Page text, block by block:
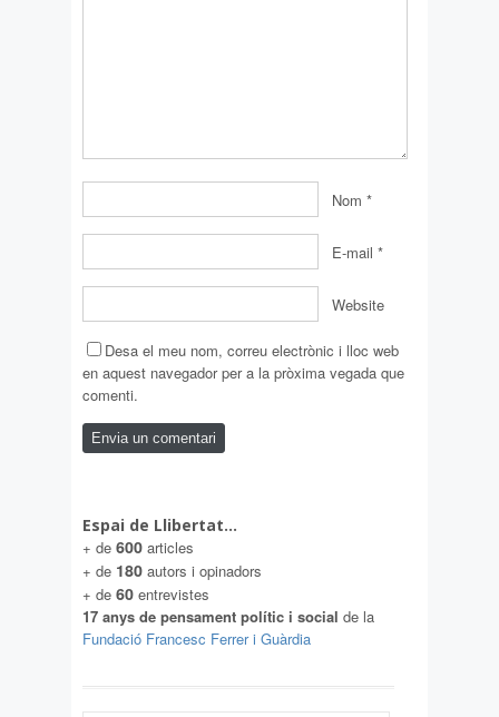
Nom *
E-mail *
Website
Desa el meu nom, correu electrònic i lloc web
en aquest navegador per a la pròxima vegada que
comenti.
Espai de Llibertat…
+ de 600 articles
+ de 180 autors i opinadors
+ de 60 entrevistes
17 anys de pensament polític i social de la
Fundació Francesc Ferrer i Guàrdia